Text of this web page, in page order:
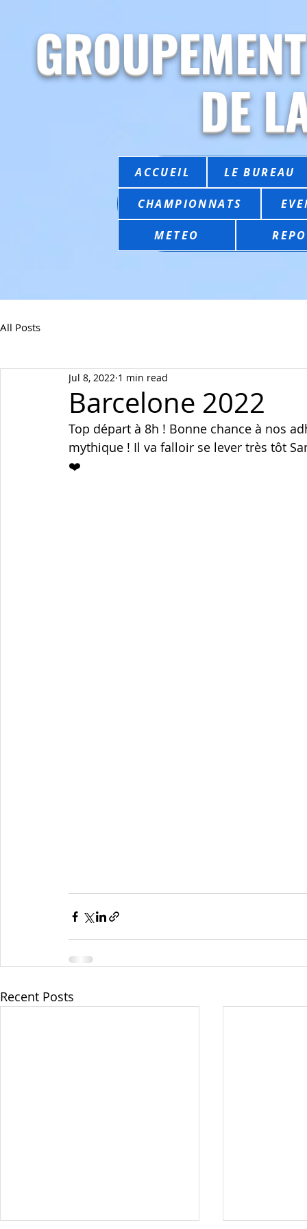
DE
ACCUEIL LE BUREAU
CHAMPIONNATS
METEO
All Posts
Barcelone 2022
Jul 8, 2022 1 min read
Top départ à 8h ! Bonne chance à nos
mythique ! Il va falloir se lever très tôt
❤️
Recent Posts